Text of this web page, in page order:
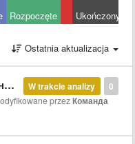
Rozpoczęte Ukończony
Ostatnia aktualizacja
0
W trakcie analizy
przezКоманда